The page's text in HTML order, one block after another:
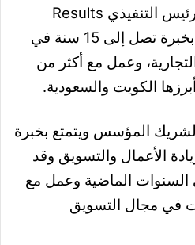
يذكر أن باسم عويضة، الرئيس التنفيذي Results
لخدمات التسويق، يتمتع بخبرة تصل إلى 15 سنة في
وعمل مع أكثر من
المؤسس ويتمتع بخبرة
في ريادة الأعمال والتسويق وقد
الماضية وعمل مع
في مجال التسويق